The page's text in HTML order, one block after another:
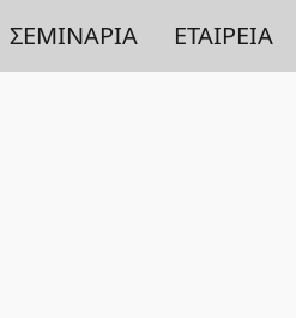
ΣΕΜΙΝΑΡΙΑ ΕΤΑΙΡΕΙΑ